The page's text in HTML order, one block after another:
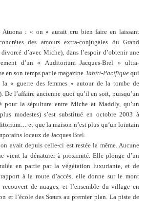
Atuona : « on » aurait cru bien faire en laissant
des amours extra-conjugales du Grand
d’avec Miche), dans l’espoir d’obtenir une
d’un « Auditorium Jacques-Brel » ultra-
en son temps par le magazine Tahiti-Pacifiquequi
« guerre des femmes » autour de la tombe de
De l’affaire ancienne quoi qu’il en soit, puisqu’un
pour la sépulture entre Miche et Maddly, qu’un
modestes) s’est substitué en octobre 2003 à
et que la maison n’est plus qu’un lointain
locaux de Jacques Brel.
avait depuis celle-ci est restée la même. Aucune
vient la dénaturer à proximité. Elle plonge d’un
en partie par la végétation luxuriante, et de
à la route d’accès, elle donne sur le mont
recouvert de nuages, et l’ensemble du village en
et l’école des Sœurs au premier plan. La piste de